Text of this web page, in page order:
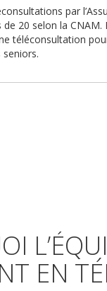
par
20 selon la
téléconsultation
EN